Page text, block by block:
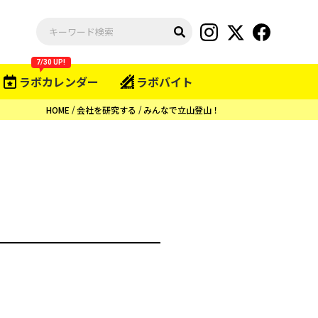
ラボカレンダー
7/30 UP!
ラボバイト
HOME 会社を研究する みんなで立山登山！